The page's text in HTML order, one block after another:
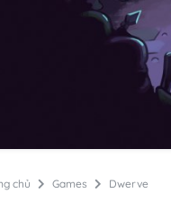
chủ Games Dwerve